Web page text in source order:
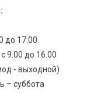
до 17.00
9.00 до 16.00
- выходной)
– суббота